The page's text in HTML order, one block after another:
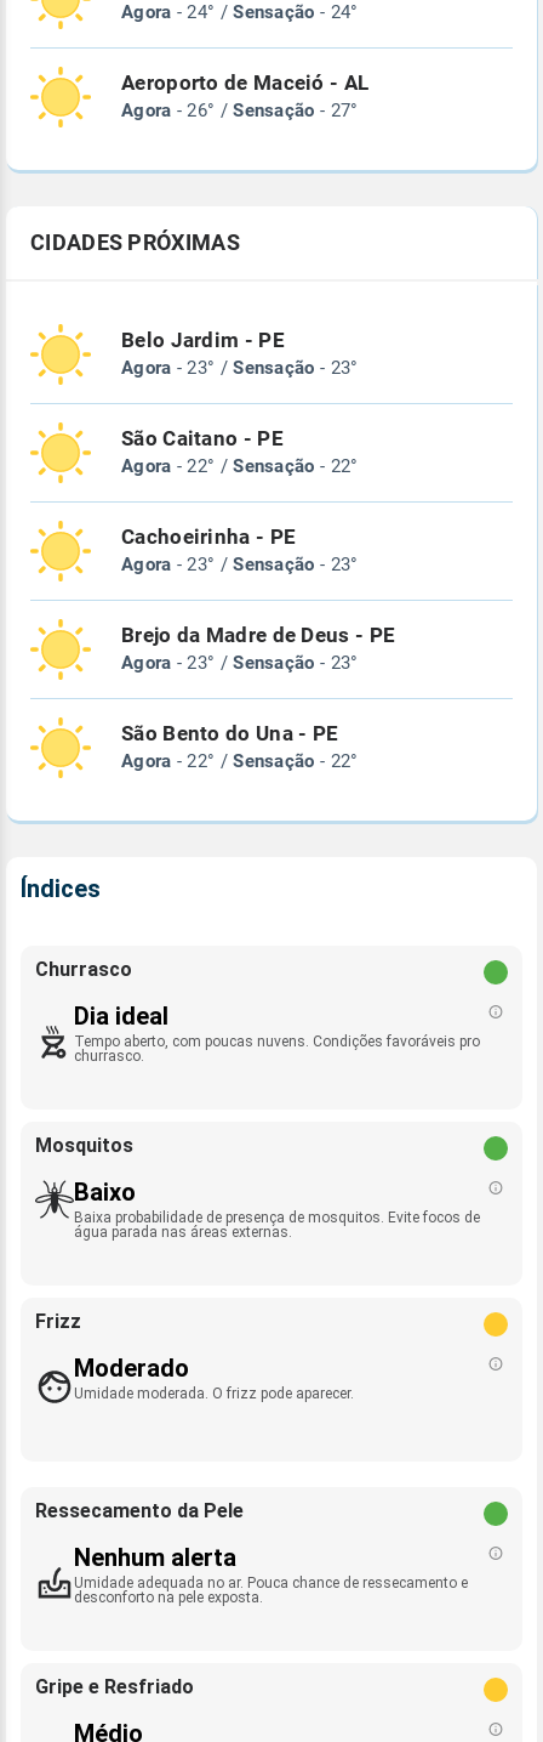
Agora - 24° /Sensação - 24°
Aeroporto de Maceió - AL
Agora - 26° /Sensação - 27°
CIDADES PRÓXIMAS
Belo Jardim - PE
Agora - 23° /Sensação - 23°
São Caitano - PE
Agora - 22° /Sensação - 22°
Cachoeirinha - PE
Agora - 23° /Sensação - 23°
Brejo da Madre de Deus - PE
Agora - 23° /Sensação - 23°
São Bento do Una - PE
Agora - 22° /Sensação - 22°
Índices
Churrasco
Dia ideal
Tempo aberto, com poucas nuvens. Condições favoráveis pro
churrasco.
Mosquitos
Baixo
Baixa probabilidade de presença de mosquitos. Evite focos de
água parada nas áreas externas.
Frizz
Moderado
Umidade moderada. O frizz pode aparecer.
Ressecamento da Pele
Nenhum alerta
Umidade adequada no ar. Pouca chance de ressecamento e
desconforto na pele exposta.
Gripe e Resfriado
Médio